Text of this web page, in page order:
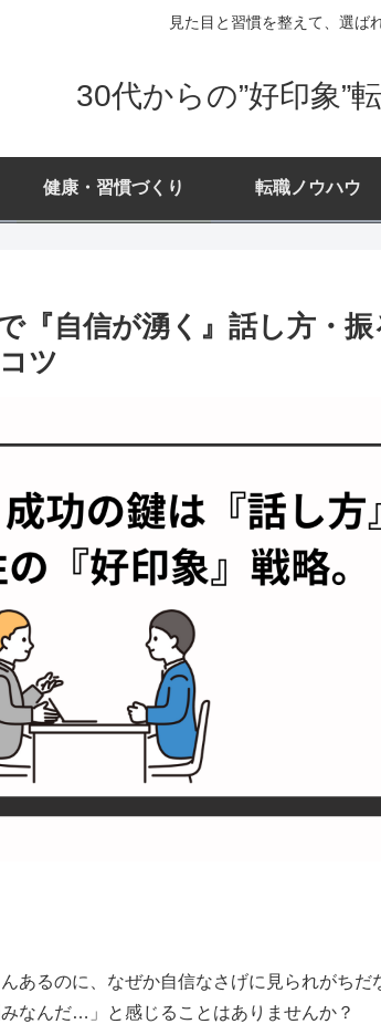
見た目と習慣を整えて、選ば
30代からの”好印象”
健康・習慣づくり 転職ノウハウ
『自信が湧く』話し方・振
ツ
あるのに、なぜか自信なさげに見られがち
なんだ…」と感じることはありませんか？